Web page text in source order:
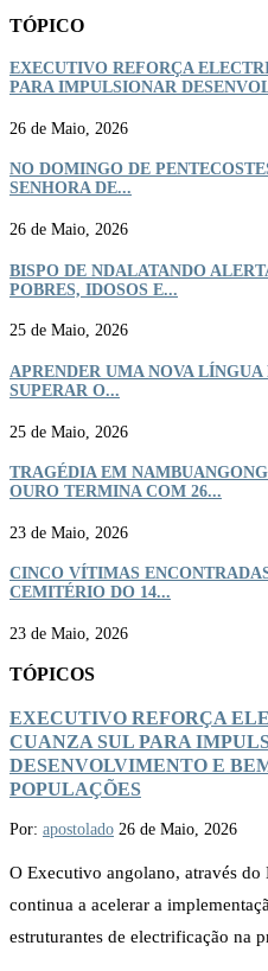
TÓPICO
EXECUTIVO REFORÇA
PARA IMPULSIONAR
26 de Maio, 2026
NO DOMINGO DE
SENHORA DE...
26 de Maio, 2026
BISPO DE NDALATANDO
POBRES, IDOSOS E...
25 de Maio, 2026
APRENDER UMA NOVA
SUPERAR O...
25 de Maio, 2026
TRAGÉDIA EM
OURO TERMINA COM 26...
23 de Maio, 2026
CINCO VÍTIMAS
CEMITÉRIO DO 14...
23 de Maio, 2026
TÓPICOS
EXECUTIVO REFORÇA
CUANZA SUL PARA
DESENVOLVIMENTO E
POPULAÇÕES
Por: apostolado 26 de Maio, 2026
O Executivo angolano, através
continua a acelerar a
estruturantes de electrificação na